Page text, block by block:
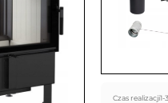
Czas realizacji1-